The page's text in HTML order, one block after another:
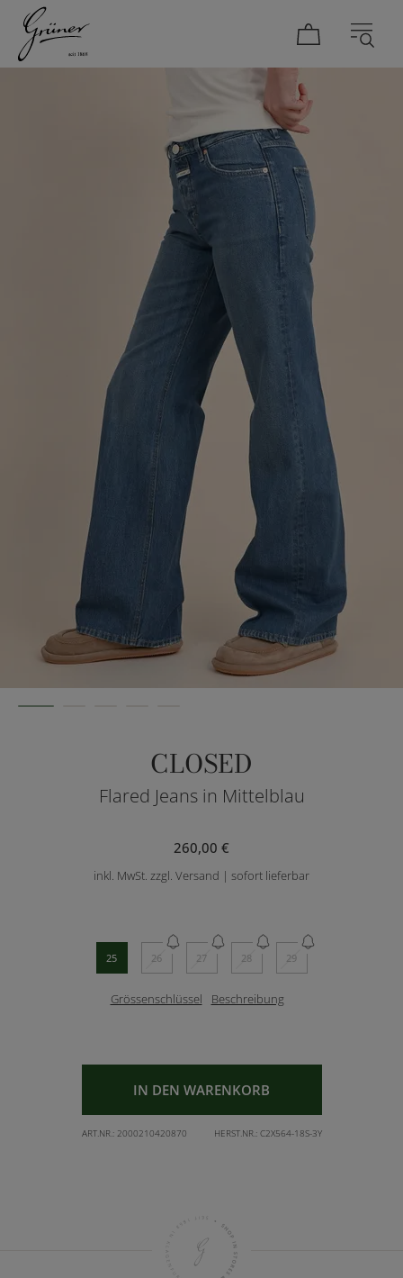
CLOSED
Flared Jeans in Mittelblau
260,00 €
inkl. MwSt. zzgl. Versand | sofort lieferbar
25 26 27 28 29
Grössenschlüssel Beschreibung
IN DEN WARENKORB
ART.NR.: 2000210420870 HERST.NR.: C2X564-18S-3Y